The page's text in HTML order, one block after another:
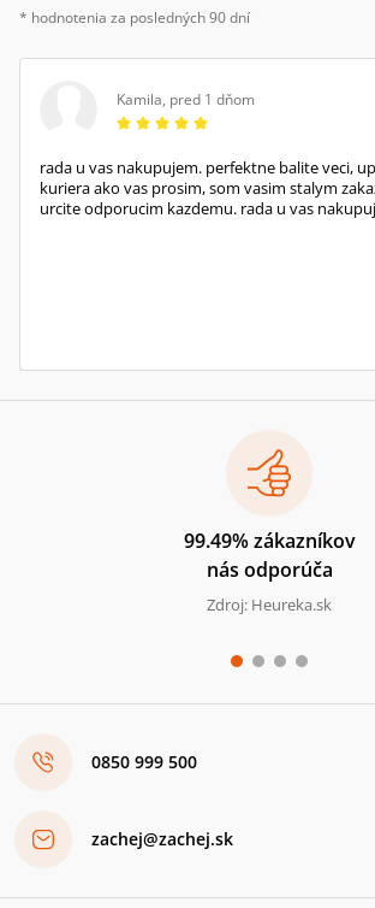
* hodnotenia za posledných 90 dní
Kamila, pred 1 dňom
rada u vas nakupujem. perfektne balite veci,
kuriera ako vas prosim, som vasim stalym
urcite odporucim kazdemu. rada u vas
99.49% zákazníkov
nás odporúča
Zdroj: Heureka.sk
0850 999 500
zachej@zachej.sk